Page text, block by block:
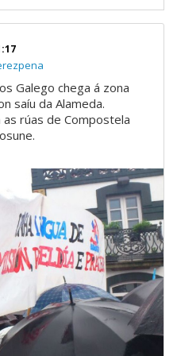
Galego chega á zona
saíu da Alameda.
rúas de Compostela